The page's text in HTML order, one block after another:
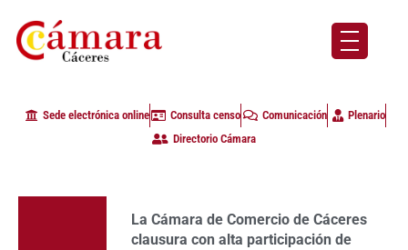
Sede electrónica online Consulta censo Comunicación
Plenario
Directorio Cámara
La Cámara de Comercio de Cáceres
clausura con alta participación de